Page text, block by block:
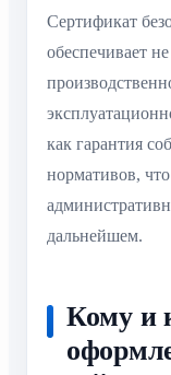
Сертификат
обеспечивает
как гарантия
нормативов,
дальнейшем.
Кому и